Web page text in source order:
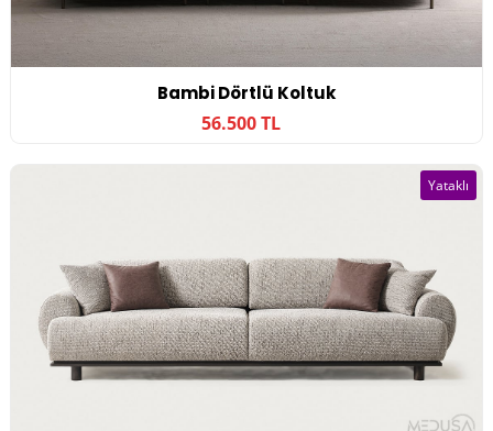
Bambi Dörtlü Koltuk
56.500 TL
Yataklı